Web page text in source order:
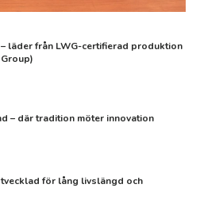
läder från LWG-certifierad produktion
– där tradition möter innovation
för lång livslängd och